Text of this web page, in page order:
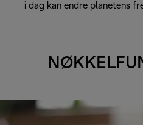
i dag kan endre planetens